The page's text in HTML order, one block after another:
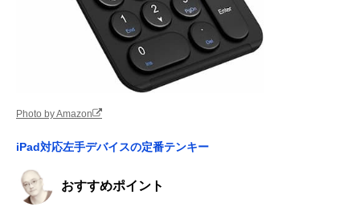
Photo by Amazon
iPad対応左手デバイスの定番テンキー
おすすめポイント